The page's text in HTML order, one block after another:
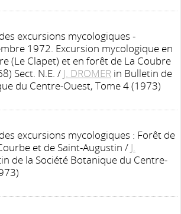
excursions mycologiques -
1972. Excursion mycologique en
(Le Clapet) et en forêt de La Coubre
Sect. N.E. / J. DROMER in Bulletin de
du Centre-Ouest, Tome 4 (1973)
excursions mycologiques : Forêt de
et de Saint-Augustin / J.
de la Société Botanique du Centre-